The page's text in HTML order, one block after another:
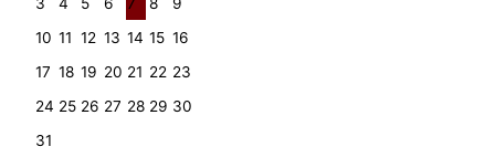
10 11 12 13 14 15 16
17 18 19 20 21 22 23
24 25 26 27 28 29 30
31